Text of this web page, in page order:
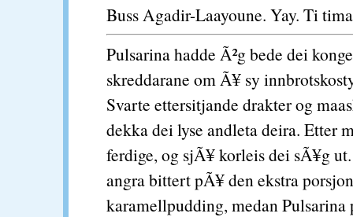
Buss Agadir-Laayoune. Yay. Ti
Pulsarina hadde Ã²g bede dei
skreddarane om Ã¥ sy
Svarte ettersitjande drakter og
dekka dei lyse andleta deira. Etter
ferdige, og sjÃ¥ korleis dei sÃ¥g
angra bittert pÃ¥ den ekstra
karamellpudding, medan Pulsarina